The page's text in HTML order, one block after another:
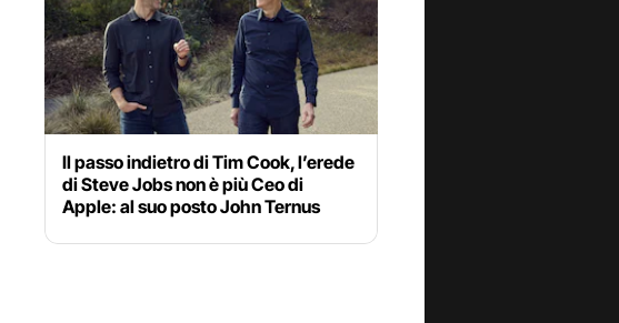
Il passo indietro di Tim Cook, l’erede
di Steve Jobs non è più Ceo di
Apple: al suo posto John Ternus